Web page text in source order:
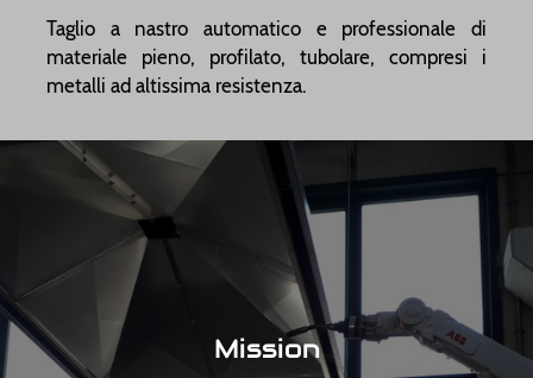
Taglio a nastro automatico e professionale di
materiale pieno, profilato, tubolare, compresi i
metalli ad altissima resistenza.
Mission